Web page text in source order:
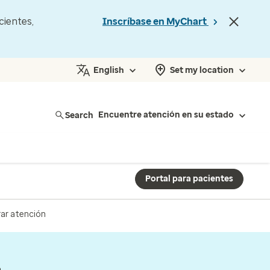
Inscríbase en MyChart
English Set my location
Search Encuentre atención en su estado
Portal para pacientes
atención